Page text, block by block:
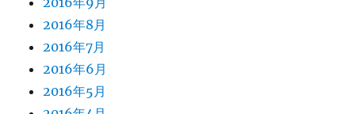
2016年8月
2016年7月
2016年6月
2016年5月